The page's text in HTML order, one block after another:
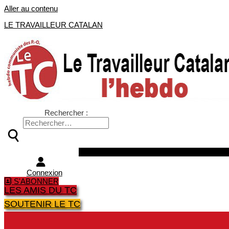
Aller au contenu
LE TRAVAILLEUR CATALAN
Rechercher :
Connexion
S'ABONNER
LES AMIS DU TC
SOUTENIR LE TC